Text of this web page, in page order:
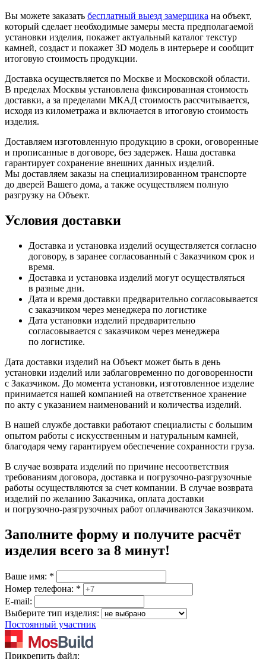
Вы можете заказать бесплатный выезд замерщика на объект,
который сделает необходимые замеры места предполагаемой
установки изделия, покажет актуальный каталог текстур
камней, создаст и покажет 3D модель в интерьере и сообщит
итоговую стоимость продукции.
Доставка осуществляется по Москве и Московской области.
В пределах Москвы установлена фиксированная стоимость
доставки, а за пределами МКАД стоимость рассчитывается,
исходя из километража и включается в итоговую стоимость
изделия.
Доставляем изготовленную продукцию в сроки, оговоренные
и прописанные в договоре, без задержек. Наша доставка
гарантирует сохранение внешних данных изделий.
Мы доставляем заказы на специализированном транспорте
до дверей Вашего дома, а также осуществляем полную
разгрузку на Объект.
Условия доставки
Доставка и установка изделий осуществляется согласно
договору, в заранее согласованный с Заказчиком срок и
время.
Доставка и установка изделий могут осуществляться
в разные дни.
Дата и время доставки предварительно согласовывается
с заказчиком через менеджера по логистике
Дата установки изделий предварительно
согласовывается с заказчиком через менеджера
по логистике.
Дата доставки изделий на Объект может быть в день
установки изделий или заблаговременно по договоренности
с Заказчиком. До момента установки, изготовленное изделие
принимается нашей компанией на ответственное хранение
по акту с указанием наименований и количества изделий.
В нашей службе доставки работают специалисты с большим
опытом работы с искусственным и натуральным камней,
благодаря чему гарантируем обеспечение сохранности груза.
В случае возврата изделий по причине несоответствия
требованиям договора, доставка и погрузочно-разгрузочные
работы осуществляются за счет компании. В случае возврата
изделий по желанию Заказчика, оплата доставки
и погрузочно-разгрузочных работ оплачиваются Заказчиком.
Заполните форму и получите расчёт
изделия всего за 8 минут!
Ваше имя: *
Номер телефона: *
E-mail:
Выберите тип изделия:
Постоянный участник
Прикрепить файл: